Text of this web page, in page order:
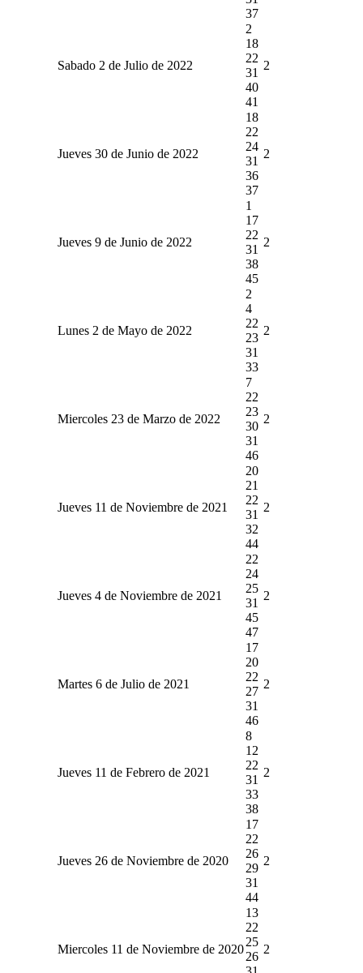
37
Sabado 2 de Julio de 2022
2
18
22
31
40
41
2
Jueves 30 de Junio de 2022
18
22
24
31
36
37
2
Jueves 9 de Junio de 2022
1
17
22
31
38
45
2
Lunes 2 de Mayo de 2022
2
4
22
23
31
33
2
Miercoles 23 de Marzo de 2022
7
22
23
30
31
46
2
Jueves 11 de Noviembre de 2021
20
21
22
31
32
44
2
Jueves 4 de Noviembre de 2021
22
24
25
31
45
47
2
Martes 6 de Julio de 2021
17
20
22
27
31
46
2
Jueves 11 de Febrero de 2021
8
12
22
31
33
38
2
Jueves 26 de Noviembre de 2020
17
22
26
29
31
44
2
Miercoles 11 de Noviembre de 2020
13
22
25
26
2